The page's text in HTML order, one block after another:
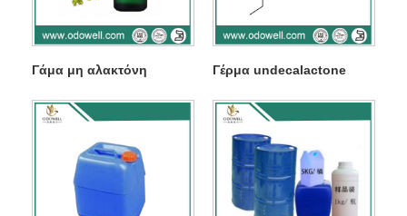
Γάμα μη αλακτόνη Γέρμα undecalactone